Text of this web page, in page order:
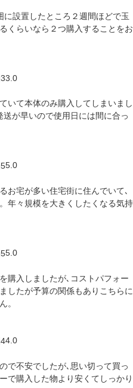
設置したところ２週間ほどで玉
くらいなら２つ購入することをお
3.0
いて本体のみ購入してしまいまし
が早いので使用日には間に合っ
5.0
お宅が多い住宅街に住んでいて､
年々規模を大きくしたくなる気持
5.0
購入しましたが､コストパフォー
したが予算の関係もありこちらに
。
4.0
で不安でしたが､思い切って買っ
で購入した物より安くてしっかり